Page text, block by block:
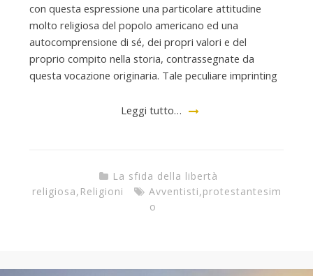
con questa espressione una particolare attitudine
molto religiosa del popolo americano ed una
autocomprensione di sé, dei propri valori e del
proprio compito nella storia, contrassegnate da
questa vocazione originaria. Tale peculiare imprinting
Leggi tutto…
La sfida della libertà
religiosa, Religioni Avventisti,protestantesim
o